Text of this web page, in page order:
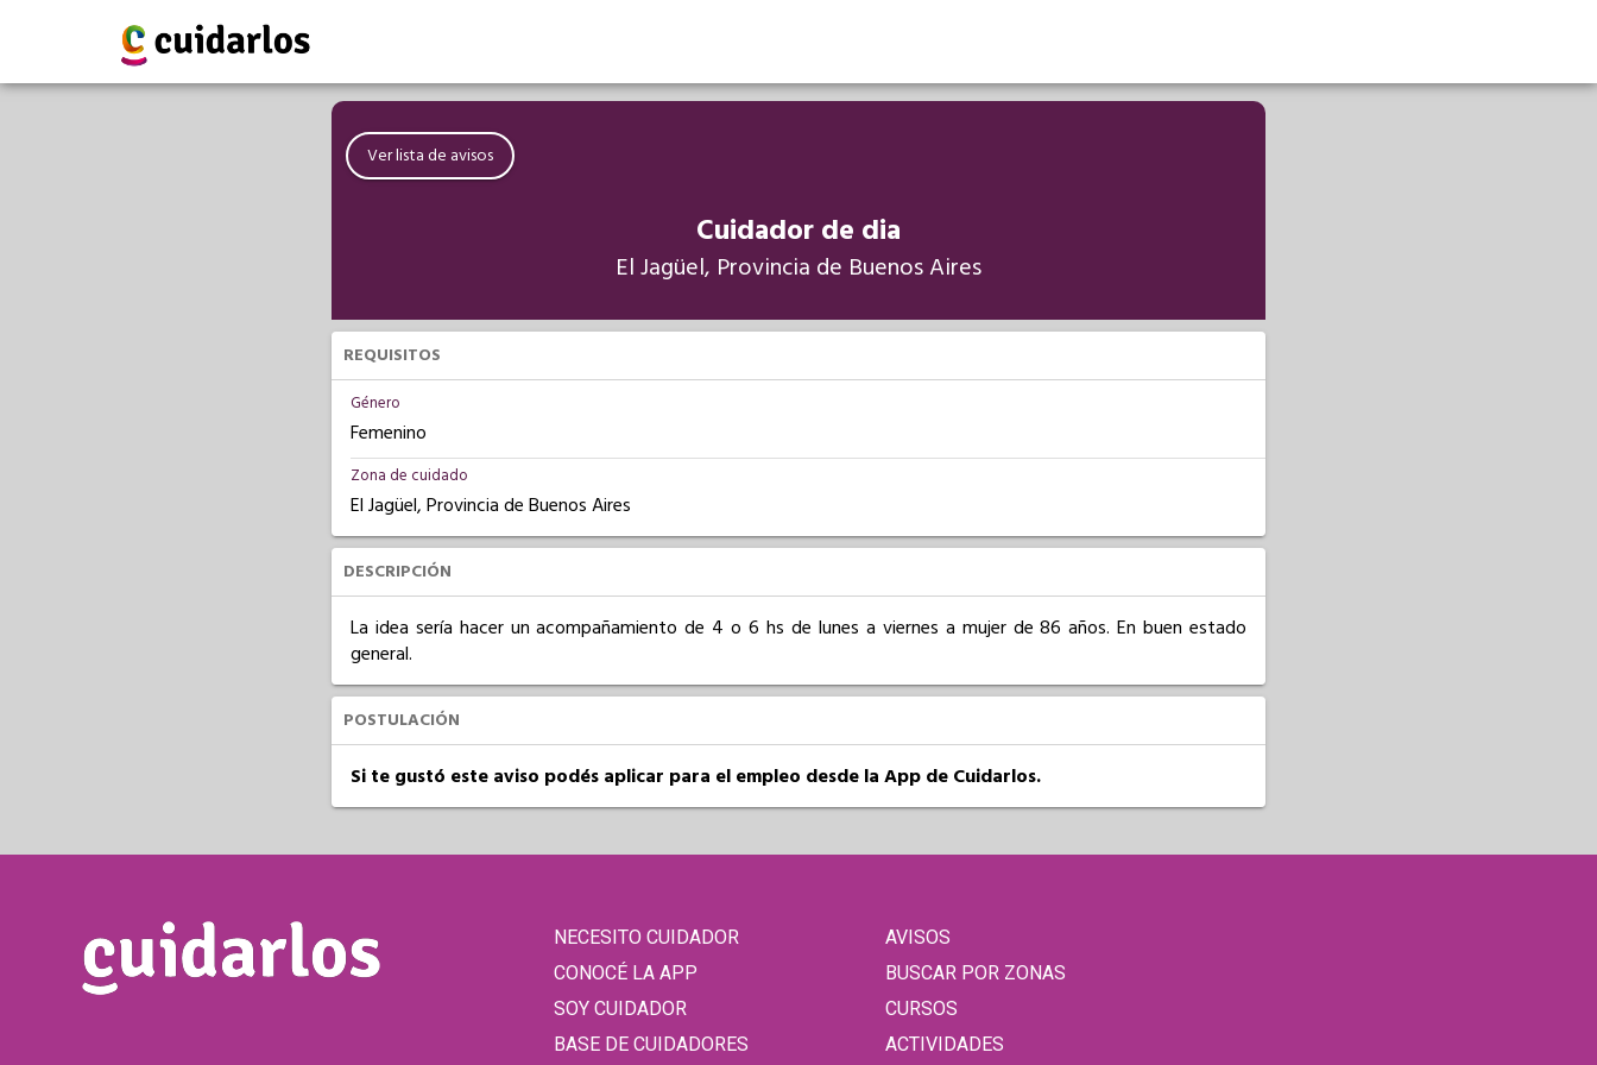
Ver lista de avisos
Cuidador de dia
El Jagüel, Provincia de Buenos Aires
REQUISITOS
Género
Femenino
Zona de cuidado
El Jagüel, Provincia de Buenos Aires
DESCRIPCIÓN
La idea sería hacer un acompañamiento de 4 o 6 hs de lunes a viernes a mujer de 86 años. En buen estado
general.
POSTULACIÓN
Si te gustó este aviso podés aplicar para el empleo desde la App de Cuidarlos.
NECESITO CUIDADOR
CONOCÉ LA APP
SOY CUIDADOR
BASE DE CUIDADORES
AVISOS
BUSCAR POR ZONAS
CURSOS
ACTIVIDADES